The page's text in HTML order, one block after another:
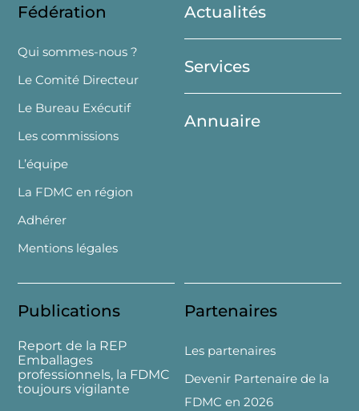
To
Top
Fédération
Qui sommes-nous ?
Le Comité Directeur
Le Bureau Exécutif
Les commissions
L’équipe
La FDMC en région
Adhérer
Mentions légales
Actualités
Services
Annuaire
Publications
Report de la REP
Emballages
professionnels, la FDMC
toujours vigilante
Partenaires
Les partenaires
Devenir Partenaire de la
FDMC en 2026